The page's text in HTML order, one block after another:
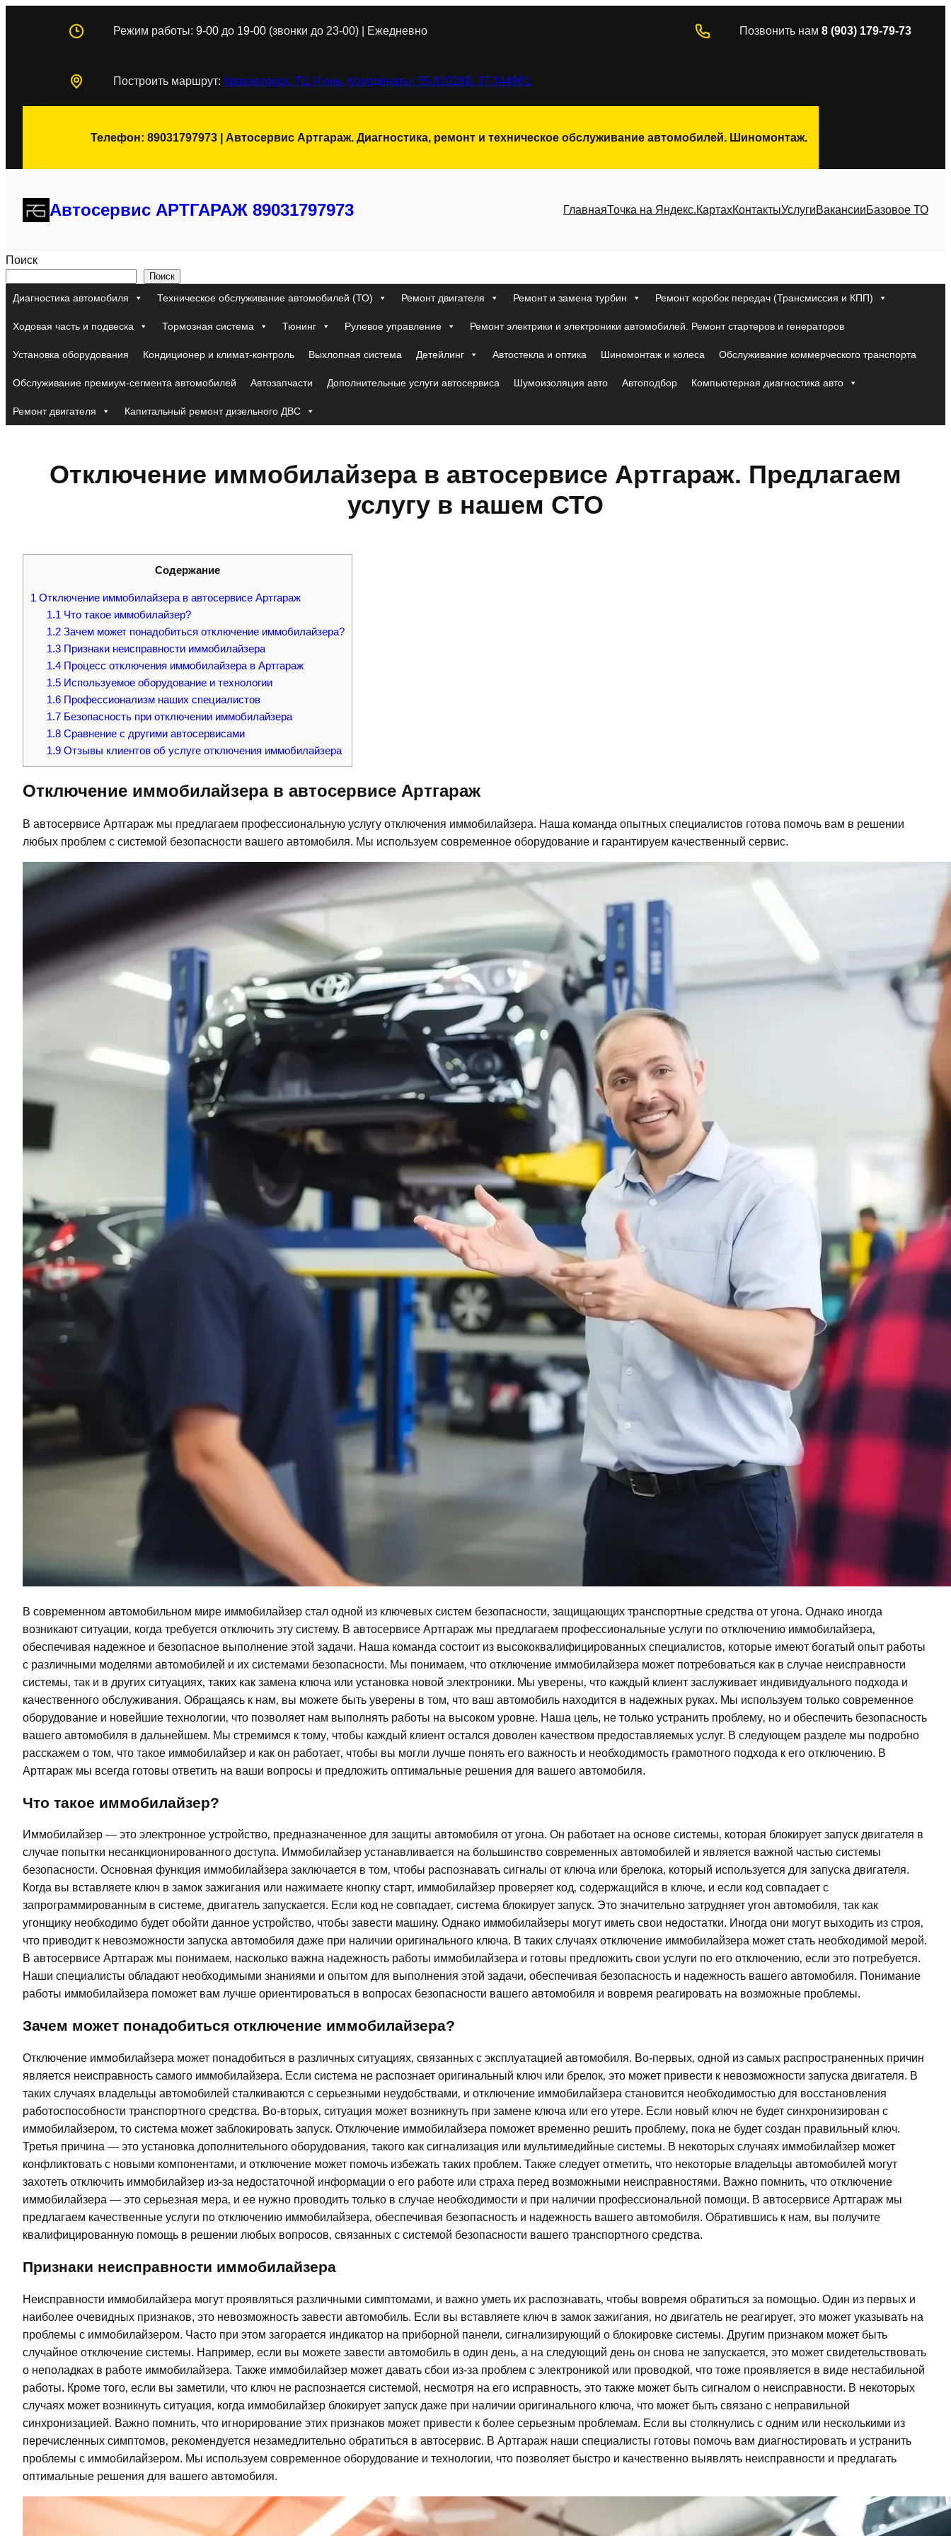
Режим работы: 9-00 до 19-00 (звонки до 23-00) | Ежедневно Позвонить нам 8 (903) 179-79-73
Построить маршрут: Красногорск, ТЦ Июнь, Координаты: 55.820288, 37.344961
Телефон: 89031797973 | Автосервис Артгараж. Диагностика, ремонт и техническое обслуживание автомобилей. Шиномонтаж.
Автосервис АРТГАРАЖ 89031797973 ГлавнаяТочка на Яндекс.КартахКонтактыУслугиВакансииБазовое ТО
Поиск
Поиск
Диагностика автомобиля Техническое обслуживание автомобилей (ТО) Ремонт двигателя Ремонт и замена турбин Ремонт коробок передач (Трансмиссия и КПП)
Ходовая часть и подвеска Тормозная система Тюнинг Рулевое управление Ремонт электрики и электроники автомобилей. Ремонт стартеров и генераторов
Установка оборудования Кондиционер и климат-контроль Выхлопная система Детейлинг Автостекла и оптика Шиномонтаж и колеса Обслуживание коммерческого транспорта
Обслуживание премиум-сегмента автомобилей Автозапчасти Дополнительные услуги автосервиса Шумоизоляция авто Автоподбор Компьютерная диагностика авто
Ремонт двигателя Капитальный ремонт дизельного ДВС
Отключение иммобилайзера в автосервисе Артгараж. Предлагаем
услугу в нашем СТО
Содержание
1 Отключение иммобилайзера в автосервисе Артгараж
1.1 Что такое иммобилайзер?
1.2Зачем может понадобиться отключение иммобилайзера?
1.3Признаки неисправности иммобилайзера
1.4Процесс отключения иммобилайзера в Артгараж
1.5Используемое оборудование и технологии
1.6Профессионализм наших специалистов
1.7Безопасность при отключении иммобилайзера
1.8Сравнение с другими автосервисами
1.9Отзывы клиентов об услуге отключения иммобилайзера
Отключение иммобилайзера в автосервисе Артгараж
В автосервисе Артгараж мы предлагаем профессиональную услугу отключения иммобилайзера. Наша команда опытных специалистов готова помочь вам в решении
любых проблем с системой безопасности вашего автомобиля. Мы используем современное оборудование и гарантируем качественный сервис.
В современном автомобильном мире иммобилайзер стал одной из ключевых систем безопасности‚ защищающих транспортные средства от угона. Однако иногда
возникают ситуации‚ когда требуется отключить эту систему. В автосервисе Артгараж мы предлагаем профессиональные услуги по отключению иммобилайзера‚
обеспечивая надежное и безопасное выполнение этой задачи. Наша команда состоит из высококвалифицированных специалистов‚ которые имеют богатый опыт работы
с различными моделями автомобилей и их системами безопасности. Мы понимаем‚ что отключение иммобилайзера может потребоваться как в случае неисправности
системы‚ так и в других ситуациях‚ таких как замена ключа или установка новой электроники. Мы уверены‚ что каждый клиент заслуживает индивидуального подхода и
качественного обслуживания. Обращаясь к нам‚ вы можете быть уверены в том‚ что ваш автомобиль находится в надежных руках. Мы используем только современное
оборудование и новейшие технологии‚ что позволяет нам выполнять работы на высоком уровне. Наша цель, не только устранить проблему‚ но и обеспечить безопасность
вашего автомобиля в дальнейшем. Мы стремимся к тому‚ чтобы каждый клиент остался доволен качеством предоставляемых услуг. В следующем разделе мы подробно
расскажем о том‚ что такое иммобилайзер и как он работает‚ чтобы вы могли лучше понять его важность и необходимость грамотного подхода к его отключению. В
Артгараж мы всегда готовы ответить на ваши вопросы и предложить оптимальные решения для вашего автомобиля.
Что такое иммобилайзер?
Иммобилайзер — это электронное устройство‚ предназначенное для защиты автомобиля от угона. Он работает на основе системы‚ которая блокирует запуск двигателя в
случае попытки несанкционированного доступа. Иммобилайзер устанавливается на большинство современных автомобилей и является важной частью системы
безопасности. Основная функция иммобилайзера заключается в том‚ чтобы распознавать сигналы от ключа или брелока‚ который используется для запуска двигателя.
Когда вы вставляете ключ в замок зажигания или нажимаете кнопку старт‚ иммобилайзер проверяет код‚ содержащийся в ключе‚ и если код совпадает с
запрограммированным в системе‚ двигатель запускается. Если код не совпадает‚ система блокирует запуск. Это значительно затрудняет угон автомобиля‚ так как
угонщику необходимо будет обойти данное устройство‚ чтобы завести машину. Однако иммобилайзеры могут иметь свои недостатки. Иногда они могут выходить из строя‚
что приводит к невозможности запуска автомобиля даже при наличии оригинального ключа. В таких случаях отключение иммобилайзера может стать необходимой мерой.
В автосервисе Артгараж мы понимаем‚ насколько важна надежность работы иммобилайзера и готовы предложить свои услуги по его отключению‚ если это потребуется.
Наши специалисты обладают необходимыми знаниями и опытом для выполнения этой задачи‚ обеспечивая безопасность и надежность вашего автомобиля. Понимание
работы иммобилайзера поможет вам лучше ориентироваться в вопросах безопасности вашего автомобиля и вовремя реагировать на возможные проблемы.
Зачем может понадобиться отключение иммобилайзера?
Отключение иммобилайзера может понадобиться в различных ситуациях‚ связанных с эксплуатацией автомобиля. Во-первых‚ одной из самых распространенных причин
является неисправность самого иммобилайзера. Если система не распознает оригинальный ключ или брелок‚ это может привести к невозможности запуска двигателя. В
таких случаях владельцы автомобилей сталкиваются с серьезными неудобствами‚ и отключение иммобилайзера становится необходимостью для восстановления
работоспособности транспортного средства. Во-вторых‚ ситуация может возникнуть при замене ключа или его утере. Если новый ключ не будет синхронизирован с
иммобилайзером‚ то система может заблокировать запуск. Отключение иммобилайзера поможет временно решить проблему‚ пока не будет создан правильный ключ.
Третья причина — это установка дополнительного оборудования‚ такого как сигнализация или мультимедийные системы. В некоторых случаях иммобилайзер может
конфликтовать с новыми компонентами‚ и отключение может помочь избежать таких проблем. Также следует отметить‚ что некоторые владельцы автомобилей могут
захотеть отключить иммобилайзер из-за недостаточной информации о его работе или страха перед возможными неисправностями. Важно помнить‚ что отключение
иммобилайзера — это серьезная мера‚ и ее нужно проводить только в случае необходимости и при наличии профессиональной помощи. В автосервисе Артгараж мы
предлагаем качественные услуги по отключению иммобилайзера‚ обеспечивая безопасность и надежность вашего автомобиля. Обратившись к нам‚ вы получите
квалифицированную помощь в решении любых вопросов‚ связанных с системой безопасности вашего транспортного средства.
Признаки неисправности иммобилайзера
Неисправности иммобилайзера могут проявляться различными симптомами‚ и важно уметь их распознавать‚ чтобы вовремя обратиться за помощью. Один из первых и
наиболее очевидных признаков, это невозможность завести автомобиль. Если вы вставляете ключ в замок зажигания‚ но двигатель не реагирует‚ это может указывать на
проблемы с иммобилайзером. Часто при этом загорается индикатор на приборной панели‚ сигнализирующий о блокировке системы. Другим признаком может быть
случайное отключение системы. Например‚ если вы можете завести автомобиль в один день‚ а на следующий день он снова не запускается‚ это может свидетельствовать
о неполадках в работе иммобилайзера. Также иммобилайзер может давать сбои из-за проблем с электроникой или проводкой‚ что тоже проявляется в виде нестабильной
работы. Кроме того‚ если вы заметили‚ что ключ не распознается системой‚ несмотря на его исправность‚ это также может быть сигналом о неисправности. В некоторых
случаях может возникнуть ситуация‚ когда иммобилайзер блокирует запуск даже при наличии оригинального ключа‚ что может быть связано с неправильной
синхронизацией. Важно помнить‚ что игнорирование этих признаков может привести к более серьезным проблемам. Если вы столкнулись с одним или несколькими из
перечисленных симптомов‚ рекомендуется незамедлительно обратиться в автосервис. В Артгараж наши специалисты готовы помочь вам диагностировать и устранить
проблемы с иммобилайзером. Мы используем современное оборудование и технологии‚ что позволяет быстро и качественно выявлять неисправности и предлагать
оптимальные решения для вашего автомобиля.